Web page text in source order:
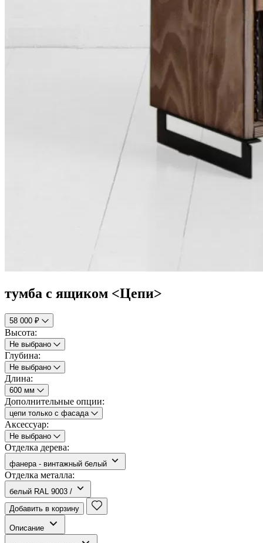
тумба с ящиком <Цепи>
58 000 ₽
Высота:
Не выбрано
Глубина:
Не выбрано
Длина:
600 мм
Дополнительные опции:
цепи только с фасада
Аксессуар:
Не выбрано
Отделка дерева:
фанера - винтажный белый
Отделка металла:
белый RAL 9003 /
Добавить в корзину
Описание